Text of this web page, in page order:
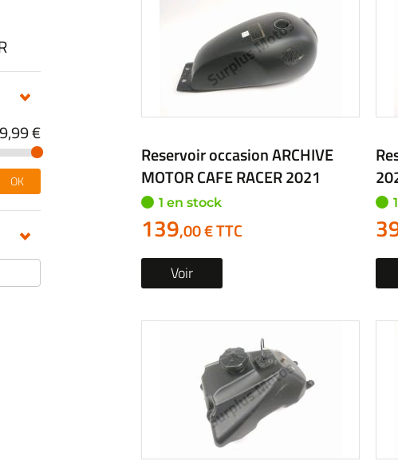
Reservoir occasion ARCHIVE
MOTOR CAFE RACER 2021
1 en stock
139,00 € TTC
Voir
€
OK